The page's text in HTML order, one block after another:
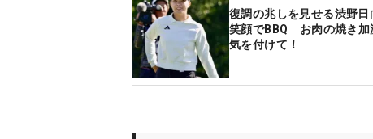
復調の兆しを見せる渋野日
笑顔でBBQ お肉の焼き加
気を付けて！